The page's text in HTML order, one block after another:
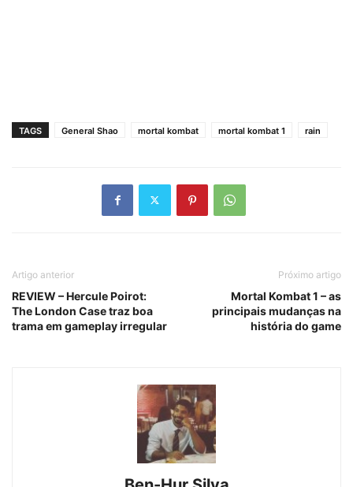
TAGS General Shao mortal kombat mortal kombat 1 rain
Artigo anterior
REVIEW – Hercule Poirot:
The London Case traz boa
trama em gameplay irregular
Próximo artigo
Mortal Kombat 1 – as
principais mudanças na
história do game